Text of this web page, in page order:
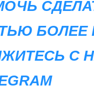
БОЛЕЕ
С